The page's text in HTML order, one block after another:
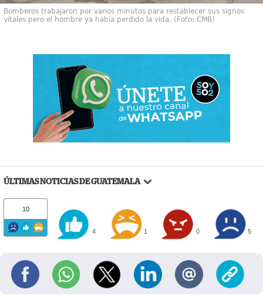
Bomberos trabajaron por varios minutos para restablecer sus signos
vitales pero el hombre ya había perdido la vida. (Foto: CMB)
ÚLTIMAS NOTICIAS DE GUATEMALA
10
4 1 0 5